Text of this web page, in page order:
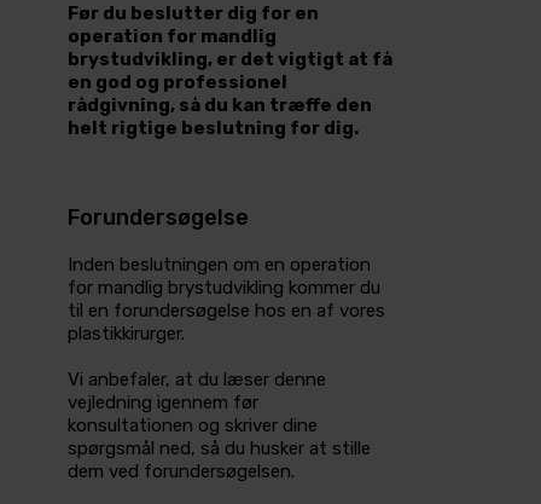
Før du beslutter dig for en
operation for mandlig
brystudvikling, er det vigtigt at få
en god og professionel
rådgivning, så du kan træffe den
helt rigtige beslutning for dig.
Forundersøgelse
Inden beslutningen om en operation
for mandlig brystudvikling kommer du
til en forundersøgelse hos en af vores
plastikkirurger.
Vi anbefaler, at du læser denne
vejledning­ igennem før
konsultationen­ og skriver dine
spørgsmål ned, så du husker at stille
dem ved forundersøgelsen.­